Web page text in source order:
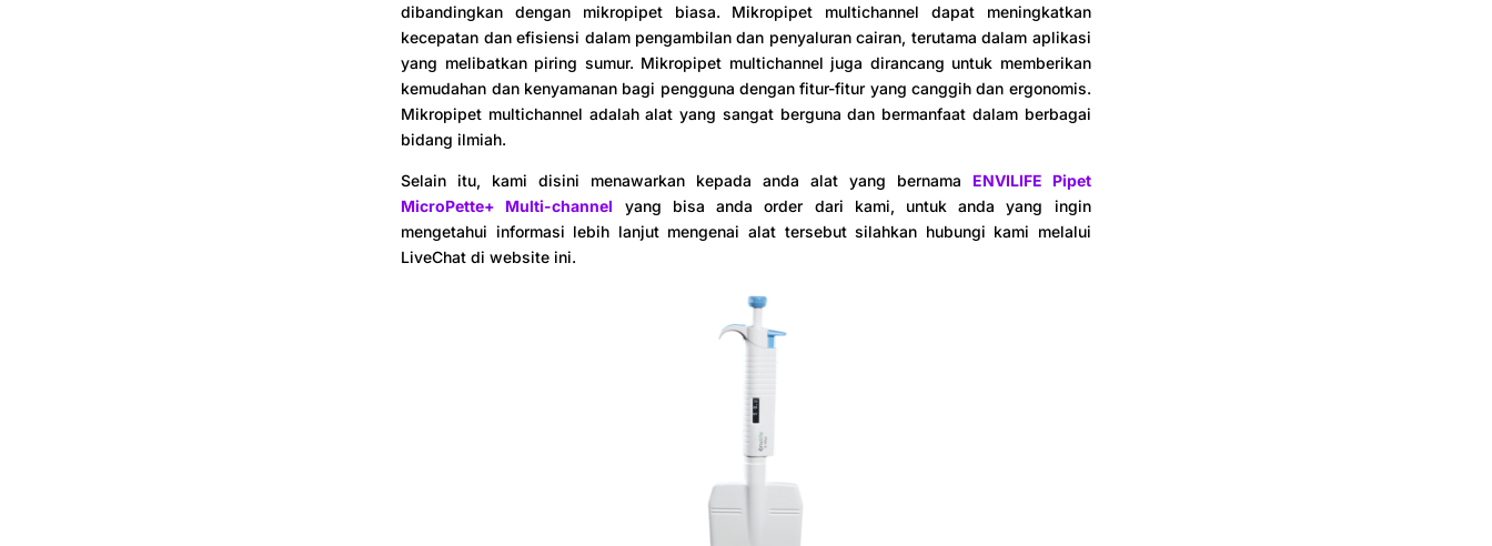
dibandingkan dengan mikropipet biasa. Mikropipet multichannel dapat meningkatkan
kecepatan dan efisiensi dalam pengambilan dan penyaluran cairan, terutama dalam aplikasi
yang melibatkan piring sumur. Mikropipet multichannel juga dirancang untuk memberikan
kemudahan dan kenyamanan bagi pengguna dengan fitur-fitur yang canggih dan ergonomis.
Mikropipet multichannel adalah alat yang sangat berguna dan bermanfaat dalam berbagai
bidang ilmiah.
Selain itu, kami disini menawarkan kepada anda alat yang bernama ENVILIFE Pipet
MicroPette+ Multi-channel yang bisa anda order dari kami, untuk anda yang ingin
mengetahui informasi lebih lanjut mengenai alat tersebut silahkan hubungi kami melalui
LiveChat di website ini.